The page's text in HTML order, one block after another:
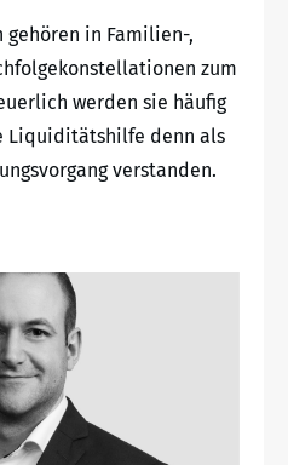
gehören in Familien-,
zum
werden sie häufig
Liquiditätshilfe denn als
verstanden.